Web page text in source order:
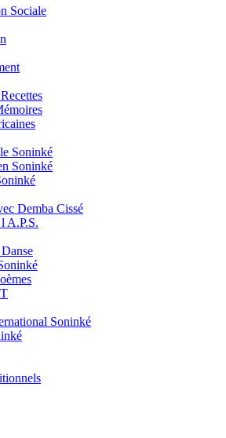
Sociale
Soninké
Soninké
Demba Cissé
A.P.S.
Soninké